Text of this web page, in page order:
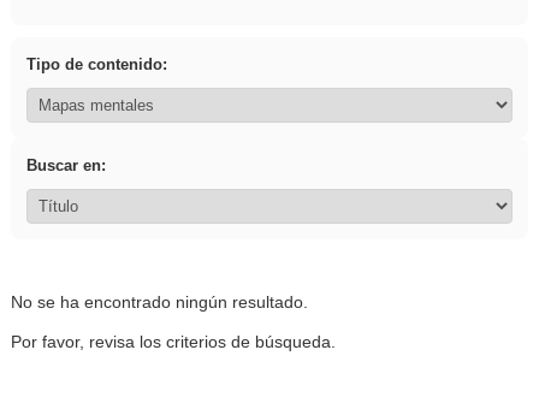
Tipo de contenido:
Buscar en:
No se ha encontrado ningún resultado.
Por favor, revisa los criterios de búsqueda.